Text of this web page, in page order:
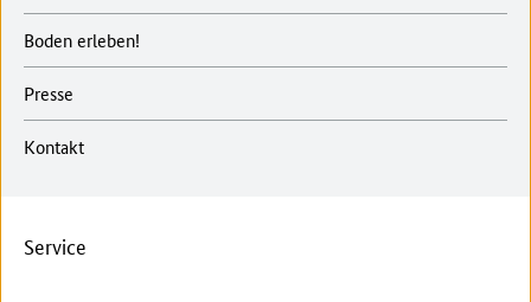
Boden erleben!
Presse
Kontakt
Service